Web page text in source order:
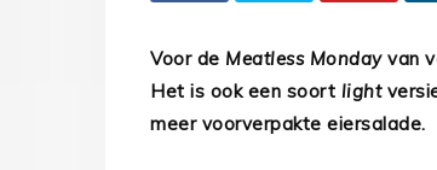
Voor de Meatless Mondayvan
Het is ook een soort light
meer voorverpakte eiersalade.